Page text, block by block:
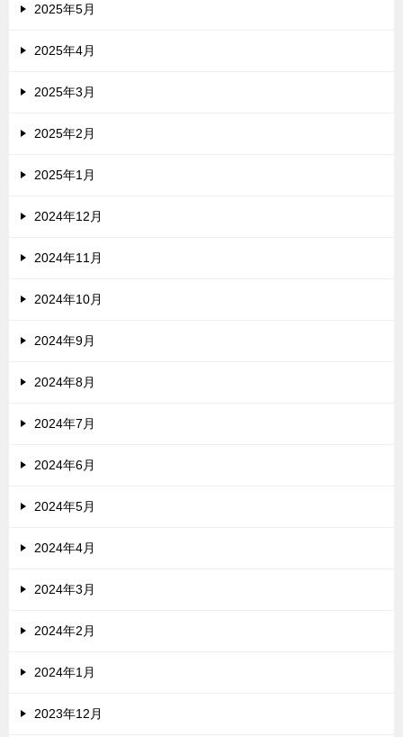
2025年5月
2025年4月
2025年3月
2025年2月
2025年1月
2024年12月
2024年11月
2024年10月
2024年9月
2024年8月
2024年7月
2024年6月
2024年5月
2024年4月
2024年3月
2024年2月
2024年1月
2023年12月